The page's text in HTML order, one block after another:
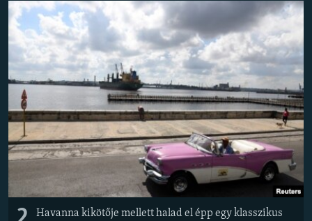
Valamennyi RFE/RL weboldal
Havanna kikötője mellett halad el épp egy klasszikus